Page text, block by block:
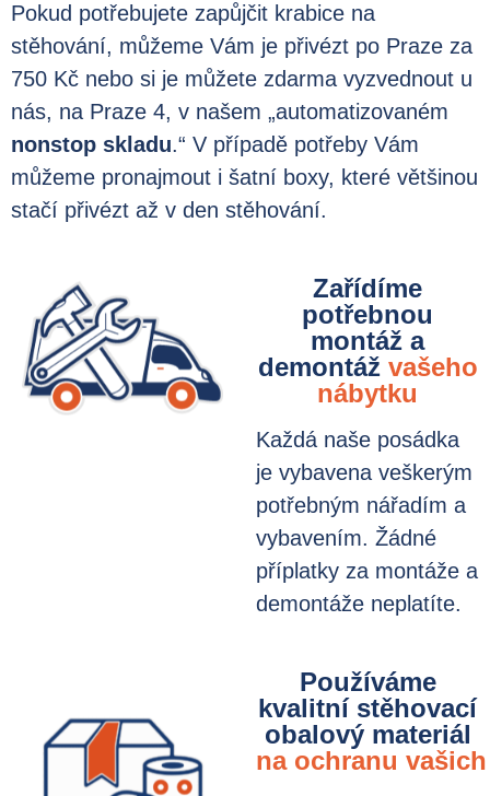
Pokud potřebujete zapůjčit krabice na
stěhování, můžeme Vám je přivézt po Praze za
750 Kč nebo si je můžete zdarma vyzvednout u
nás, na Praze 4, v našem „automatizovaném
nonstop skladu.“ V případě potřeby Vám
můžeme pronajmout i šatní boxy, které většinou
stačí přivézt až v den stěhování.
Zařídíme
potřebnou
montáž a
demontáž vašeho
nábytku
Každá naše posádka
je vybavena veškerým
potřebným nářadím a
vybavením. Žádné
příplatky za montáže a
demontáže neplatíte.
Používáme
kvalitní stěhovací
obalový materiál
na ochranu